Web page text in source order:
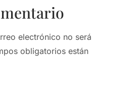
electrónico no será
obligatorios están